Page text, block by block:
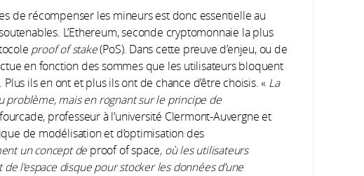
de récompenser les mineurs est donc essentielle au
L’Ethereum, seconde cryptomonnaie la plus
proof of stake(PoS). Dans cette preuve d’enjeu, ou de
en fonction des sommes que les utilisateurs bloquent
ils en ont et plus ils ont de chance d’être choisis. « La
problème, mais en rognant sur le principe de
professeur à l’université Clermont-Auvergne et
de modélisation et d’optimisation des
un concept de proof of space, où les utilisateurs
l’espace disque pour stocker les données d’une